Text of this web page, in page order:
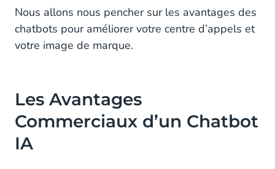
Les Chatbots peuvent recueillir de précieuses
Données Clients
Faites de vos Clients votre Priorité n°1
Nous allons nous pencher sur les avantages des
chatbots pour améliorer votre centre d’appels et
votre image de marque.
Les Avantages
Commerciaux d’un Chatbot
IA